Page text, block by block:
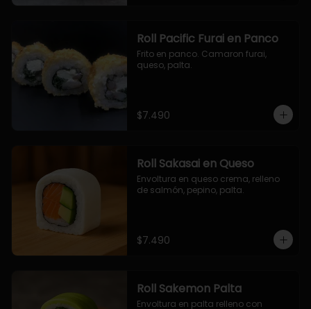
Roll Pacific Furai en Panco
Frito en panco. Camaron furai,
queso, palta.
$7.490
Roll Sakasai en Queso
Envoltura en queso crema, relleno
de salmón, pepino, palta.
$7.490
Roll Sakemon Palta
Envoltura en palta relleno con